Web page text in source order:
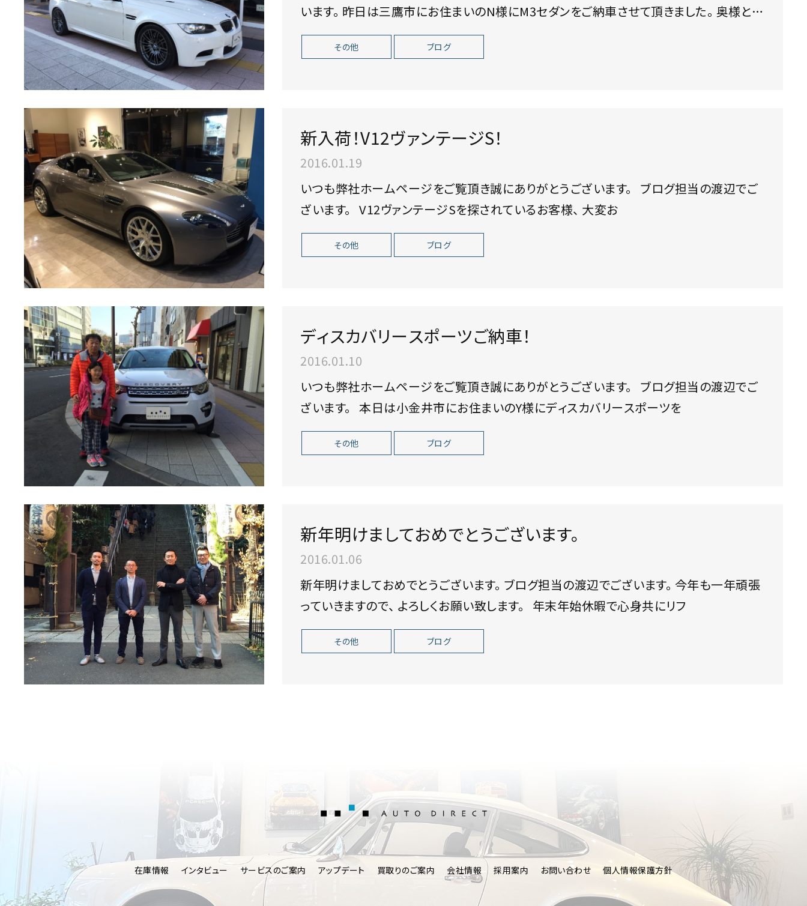
います。 昨日は三鷹市にお住まいのN様にM3セダンをご納車させて頂きました。 奥様とご
来店頂
その他 ブログ
新入荷！V12ヴァンテージS！
2016.01.19
いつも弊社ホームページをご覧頂き誠にありがとうございます。 ブログ担当の渡辺でご
ざいます。 V12ヴァンテージSを探されているお客様、 大変お
その他 ブログ
ディスカバリースポーツご納車！
2016.01.10
いつも弊社ホームページをご覧頂き誠にありがとうございます。 ブログ担当の渡辺でご
ざいます。 本日は小金井市にお住まいのY様にディスカバリースポーツを
その他 ブログ
新年明けましておめでとうございます。
2016.01.06
新年明けましておめでとうございます。 ブログ担当の渡辺でございます。 今年も一年頑張
っていきますので、 よろしくお願い致します。 年末年始休暇で心身共にリフ
その他 ブログ
AUTO DIRECT
在庫情報 インタビュー サービスのご案内 アップデート 買取りのご案内 会社情報 採用案内 お問い合わせ 個人情報保護方針